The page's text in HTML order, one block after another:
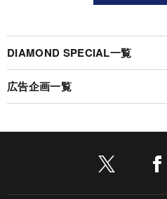
DIAMOND SPECIAL一覧
広告企画一覧